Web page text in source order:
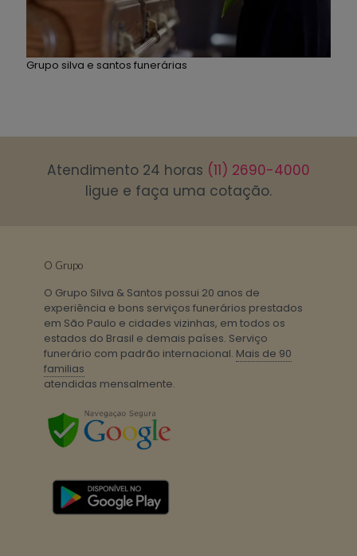
Grupo silva e santos funerárias
Atendimento 24 horas (11) 2690-4000
ligue e faça uma cotação.
O Grupo
O Grupo Silva & Santos possui 20 anos de
experiência e bons serviços funerários prestados
em São Paulo e cidades vizinhas, em todos os
estados do Brasil e demais países. Serviço
funerário com padrão internacional. Mais de 90
familias
atendidas mensalmente.